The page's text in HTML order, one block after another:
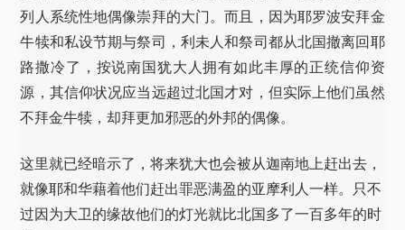
列人系统性地偶像崇拜的大门。而且，因为耶罗波安拜金
牛犊和私设节期与祭司，利未人和祭司都从北国撤离回耶
路撒冷了，按说南国犹大人拥有如此丰厚的正统信仰资
源，其信仰状况应当远超过北国才对，但实际上他们虽然
不拜金牛犊，却拜更加邪恶的外邦的偶像。
这里就已经暗示了，将来犹大也会被从迦南地上赶出去，
就像耶和华藉着他们赶出罪恶满盈的亚摩利人一样。只不
过因为大卫的缘故他们的灯光就比北国多了一百多年的时